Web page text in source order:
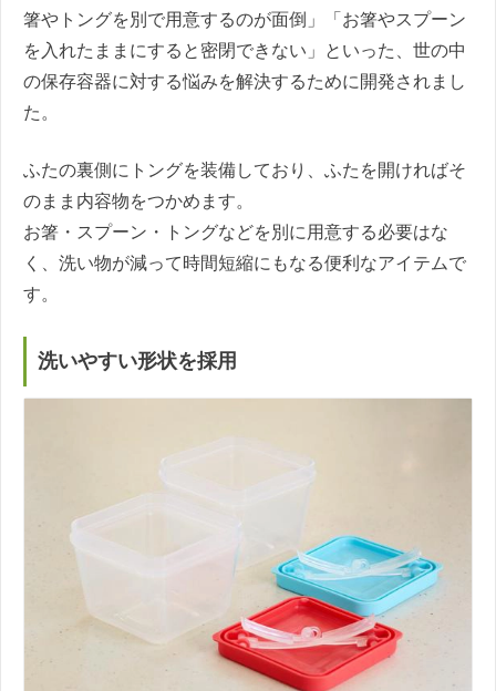
箸やトングを別で用意するのが面倒」「お箸やスプーン
を入れたままにすると密閉できない」といった、世の中
の保存容器に対する悩みを解決するために開発されまし
た。
ふたの裏側にトングを装備しており、ふたを開ければそ
のまま内容物をつかめます。
お箸・スプーン・トングなどを別に用意する必要はな
く、洗い物が減って時間短縮にもなる便利なアイテムで
す。
洗いやすい形状を採用